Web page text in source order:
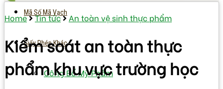
Mã Số Mã Vạch
Giấy Phép Khác
Công Bố Mỹ Phẩm
Home Tin tức An toàn vệ sinh thực phẩm
Kiểm soát an toàn thực
phẩm khu vực trường học